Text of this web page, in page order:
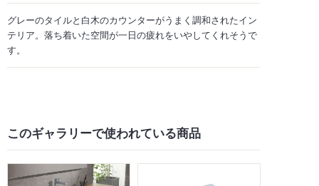
グレーのタイルと白木のカウンターがうまく調和されたイン
テリア。落ち着いた空間が一日の疲れをいやしてくれそうで
す。
このギャラリーで使われている商品